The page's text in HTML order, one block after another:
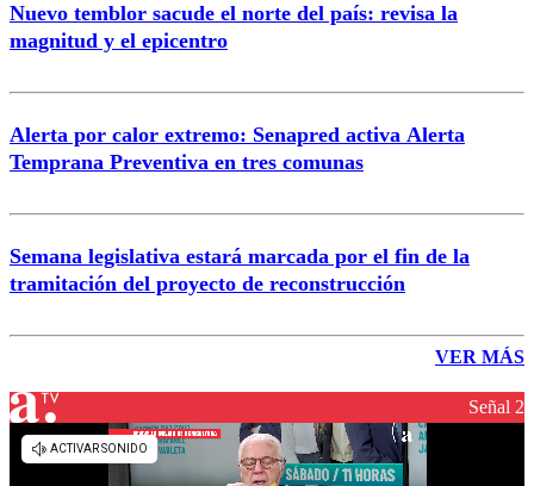
Nuevo temblor sacude el norte del país: revisa la
magnitud y el epicentro
Alerta por calor extremo: Senapred activa Alerta
Temprana Preventiva en tres comunas
Semana legislativa estará marcada por el fin de la
tramitación del proyecto de reconstrucción
VER MÁS
Señal 2